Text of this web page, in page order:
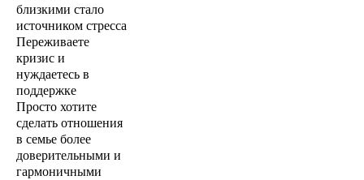
близкими стало
источником стресса
Переживаете
кризис и
нуждаетесь в
поддержке
Просто хотите
сделать отношения
в семье более
доверительными и
гармоничными